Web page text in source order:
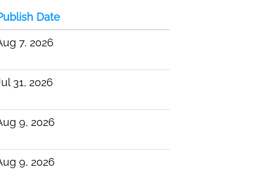
Date
7, 2026
31, 2026
9, 2026
9, 2026